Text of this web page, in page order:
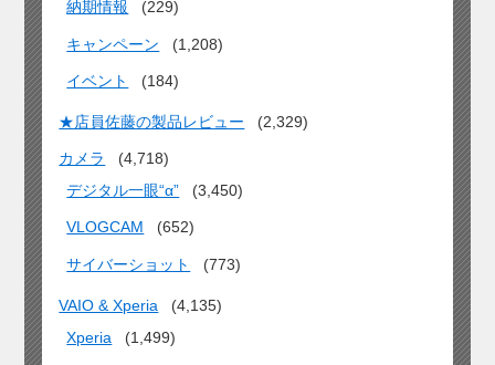
納期情報 (229)
キャンペーン (1,208)
イベント (184)
★店員佐藤の製品レビュー (2,329)
カメラ
(4,718)
デジタル一眼“α”
(3,450)
VLOGCAM (652)
サイバーショット (773)
VAIO & Xperia
(4,135)
Xperia
(1,499)